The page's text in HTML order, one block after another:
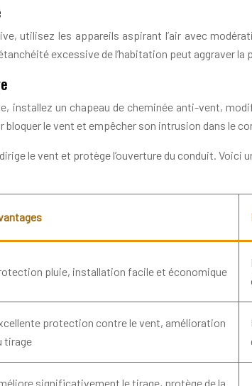
utilisez les appareils aspirant l’air avec
excessive de l’habitation peut aggraver
installez un chapeau de cheminée anti-vent,
le vent et empêcher son intrusion dans le
le vent et protège l’ouverture du conduit.
pluie, installation facile et économique
protection contre le vent, amélioration
tirage
significativement le tirage, protège de la